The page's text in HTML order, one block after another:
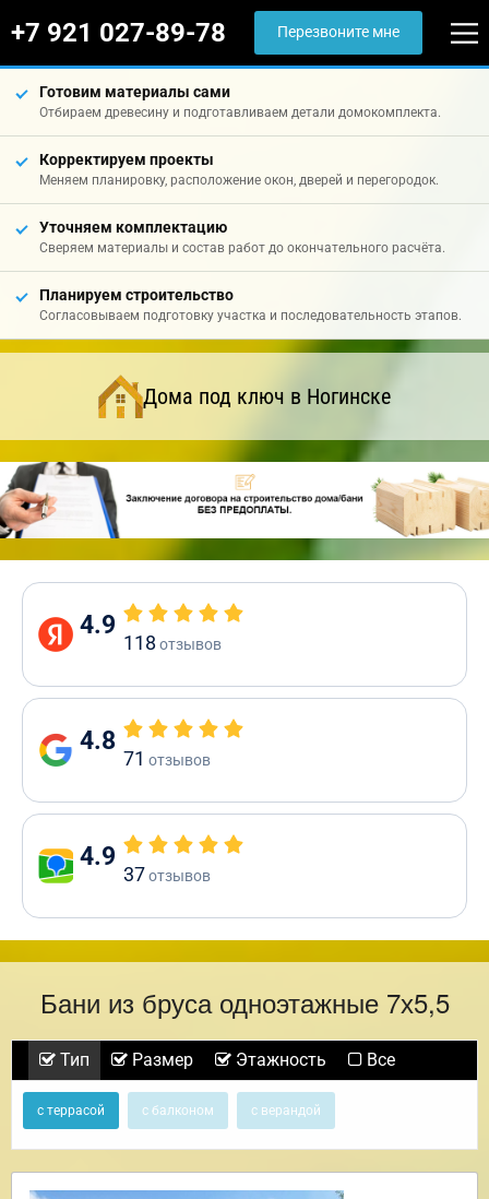
+7 921 027-89-78 Перезвоните мне
Готовим материалы сами
Отбираем древесину и подготавливаем детали домокомплекта.
Корректируем проекты
Меняем планировку, расположение окон, дверей и перегородок.
Уточняем комплектацию
Сверяем материалы и состав работ до окончательного расчёта.
Планируем строительство
Согласовываем подготовку участка и последовательность этапов.
Дома под ключ в Ногинске
4.9
118 отзывов
4.8
71 отзывов
4.9
37отзывов
Бани из бруса одноэтажные 7х5,5
Тип Размер Этажность Все
с террасой с балконом с верандой